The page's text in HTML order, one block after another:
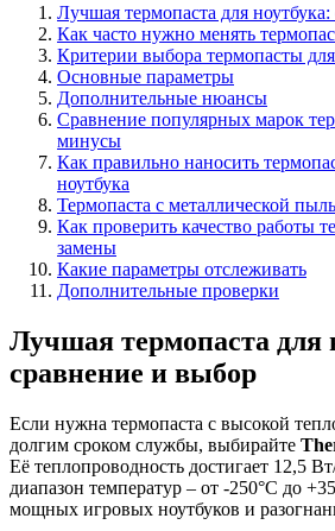
Лучшая термопаста для
Как часто нужно менять
Критерии выбора термопасты для
Основные параметры
Дополнительные нюансы
Сравнение популярных марок
минусы
Как правильно наносить
ноутбука
Термопаста с металлической
Как проверить качество работы
замены
Какие параметры отслеживать
Дополнительные проверки
Лучшая термопаста для
сравнение и выбор
Если нужна термопаста с высокой
долгим сроком службы, выбирайте
Её теплопроводность достигает 12,5
диапазон температур – от -250°C до
мощных игровых ноутбуков и